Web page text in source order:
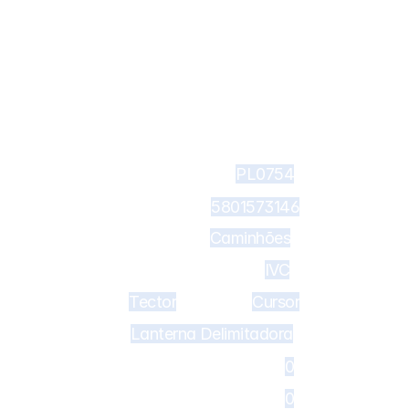
PL0754
5801573146
Caminhões
IVC
Tector
Cursor
Lanterna Delimitadora
0
0